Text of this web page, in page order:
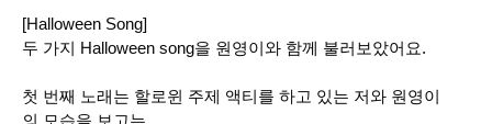
[Halloween Song]
두 가지 Halloween song을 원영이와 함께 불러보았어요.
첫 번째 노래는 할로윈 주제 액티를 하고 있는 저와 원영이
의 모습을 보고는